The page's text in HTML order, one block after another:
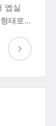
엡실
태로…